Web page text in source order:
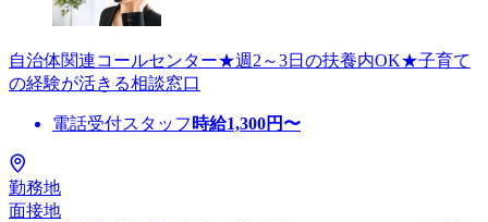
自治体関連コールセンター★週2～3日の扶養内OK★子育て
の経験が活きる相談窓口
電話受付スタッフ 時給1,300円〜
勤務地
面接地